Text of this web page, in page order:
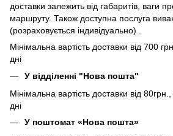
доставки залежить від габаритів, ваги
маршруту. Також доступна послуга
(розраховується індивідуально) .
Мінімальна вартість доставки від 700
дні
У відділенні "Нова пошта"
Мінімальна вартість доставки від
дні
У поштомат «Нова пошта»